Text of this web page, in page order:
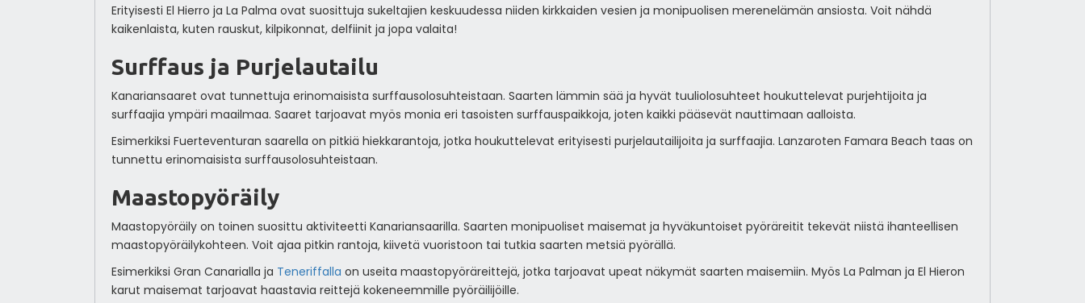
Erityisesti El Hierro ja La Palma ovat suosittuja sukeltajien keskuudessa niiden kirkkaiden vesien ja monipuolisen merenelämän ansiosta. Voit nähdä
kaikenlaista, kuten rauskut, kilpikonnat, delfiinit ja jopa valaita!
Surffaus ja Purjelautailu
Kanariansaaret ovat tunnettuja erinomaisista surffausolosuhteistaan. Saarten lämmin sää ja hyvät tuuliolosuhteet houkuttelevat purjehtijoita ja
surffaajia ympäri maailmaa. Saaret tarjoavat myös monia eri tasoisten surffauspaikkoja, joten kaikki pääsevät nauttimaan aalloista.
Esimerkiksi Fuerteventuran saarella on pitkiä hiekkarantoja, jotka houkuttelevat erityisesti purjelautailijoita ja surffaajia. Lanzaroten Famara Beach taas on
tunnettu erinomaisista surffausolosuhteistaan.
Maastopyöräily
Maastopyöräily on toinen suosittu aktiviteetti Kanariansaarilla. Saarten monipuoliset maisemat ja hyväkuntoiset pyöräreitit tekevät niistä ihanteellisen
maastopyöräilykohteen. Voit ajaa pitkin rantoja, kiivetä vuoristoon tai tutkia saarten metsiä pyörällä.
Esimerkiksi Gran Canarialla ja Teneriffalla on useita maastopyöräreittejä, jotka tarjoavat upeat näkymät saarten maisemiin. Myös La Palman ja El Hieron
karut maisemat tarjoavat haastavia reittejä kokeneemmille pyöräilijöille.